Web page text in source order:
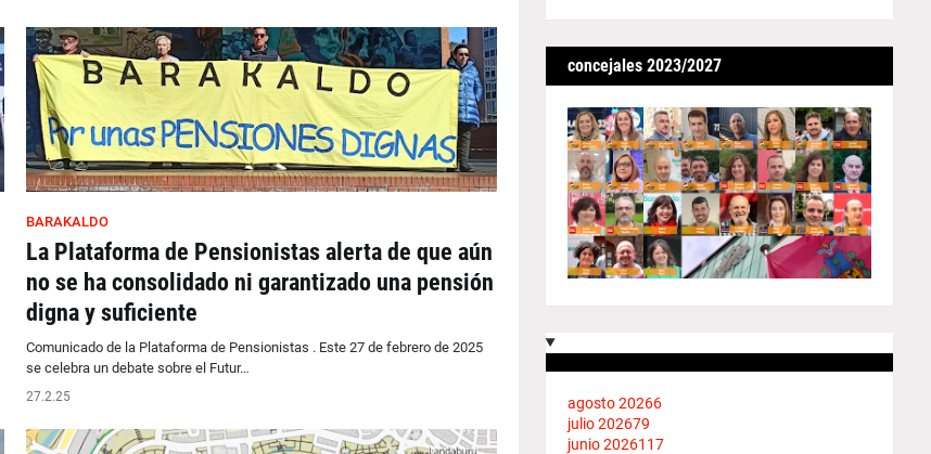
BARAKALDO
La Plataforma de Pensionistas alerta de que aún
no se ha consolidado ni garantizado una pensión
digna y suficiente
Comunicado de la Plataforma de Pensionistas . Este 27 de febrero de 2025
se celebra un debate sobre el Futur…
27.2.25
concejales 2023/2027
agosto 20266
julio 202679
junio 2026117